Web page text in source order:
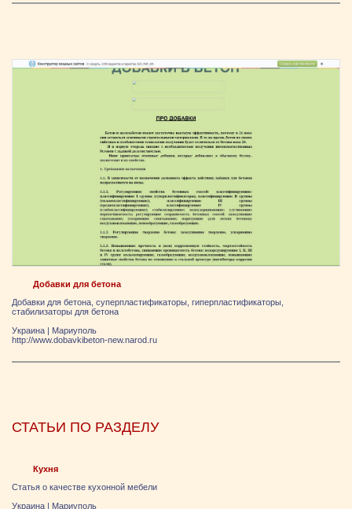
Добавки для бетона
Добавки для бетона, суперпластификаторы, гиперпластификаторы,
стабилизаторы для бетона
Украина
Мариуполь
http://www.dobavkibeton-new.narod.ru
СТАТЬИ ПО РАЗДЕЛУ
Кухня
Статья о качестве кухонной мебели
Украина
Мариуполь